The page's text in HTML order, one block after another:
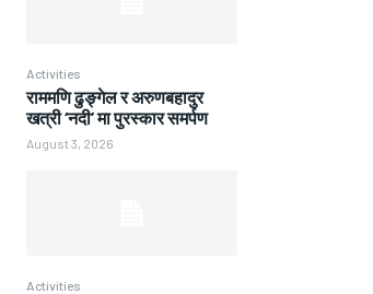
Activities
राममणि ढुङ्गेल र अरुणबहादुर
खत्री ‘नदी’ मा पुरस्कार समर्पण
August 3, 2026
Activities